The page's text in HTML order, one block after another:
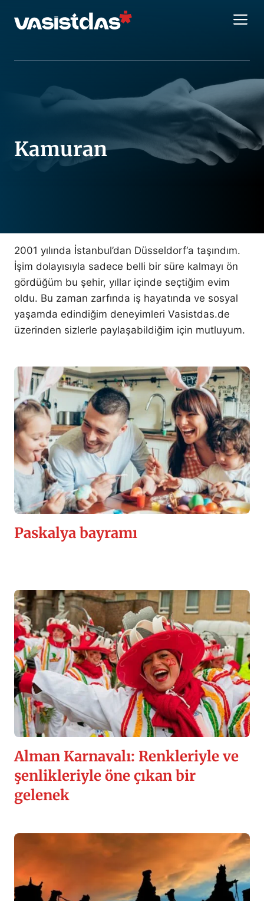
atla
Kamuran
2001 yılında İstanbul’dan Düsseldorf‘a taşındım.
İşim dolayısıyla sadece belli bir süre kalmayı ön
gördüğüm bu şehir, yıllar içinde seçtiğim evim
oldu. Bu zaman zarfında iş hayatında ve sosyal
yaşamda edindiğim deneyimleri Vasistdas.de
üzerinden sizlerle paylaşabildiğim için mutluyum.
Paskalya bayramı
Alman Karnavalı: Renkleriyle ve
şenlikleriyle öne çıkan bir
gelenek